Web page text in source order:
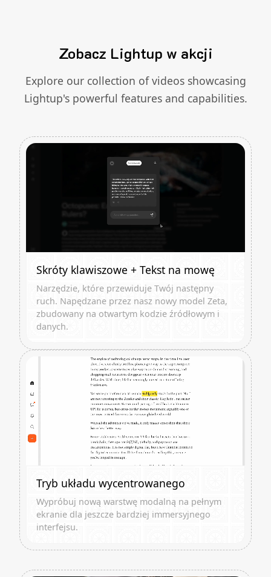
Zobacz Lightup w akcji
Explore our collection of videos showcasing
Lightup's powerful features and capabilities.
Skróty klawiszowe + Tekst na mowę
Narzędzie, które przewiduje Twój następny
ruch. Napędzane przez nasz nowy model Zeta,
zbudowany na otwartym kodzie źródłowym i
danych.
Tryb układu wycentrowanego
Wypróbuj nową warstwę modalną na pełnym
ekranie dla jeszcze bardziej immersyjnego
interfejsu.